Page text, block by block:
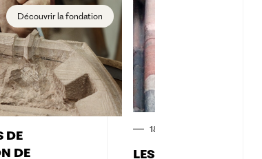
Découvrir la fondation
DE
DE
18.12.2024
LES MALADIES DU